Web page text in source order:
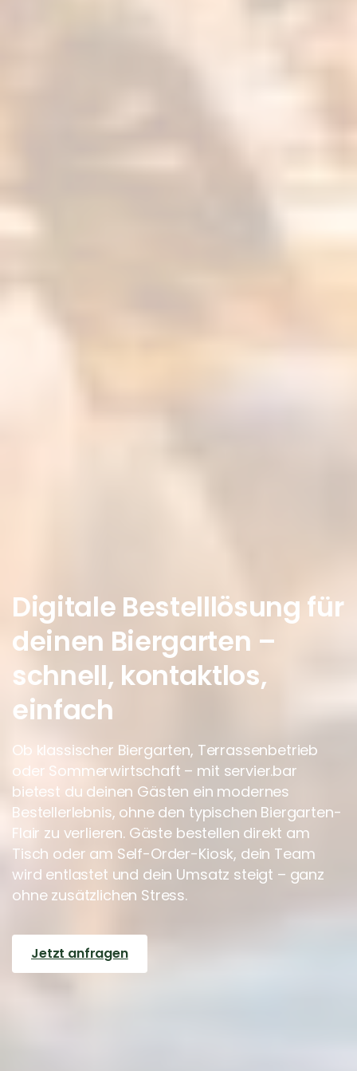
Digitale Bestelllösung für
deinen Biergarten –
schnell, kontaktlos,
einfach
Ob klassischer Biergarten, Terrassenbetrieb
oder Sommerwirtschaft – mit servier.bar
bietest du deinen Gästen ein modernes
Bestellerlebnis, ohne den typischen Biergarten-
Flair zu verlieren. Gäste bestellen direkt am
Tisch oder am Self-Order-Kiosk, dein Team
wird entlastet und dein Umsatz steigt – ganz
ohne zusätzlichen Stress.
Jetzt anfragen